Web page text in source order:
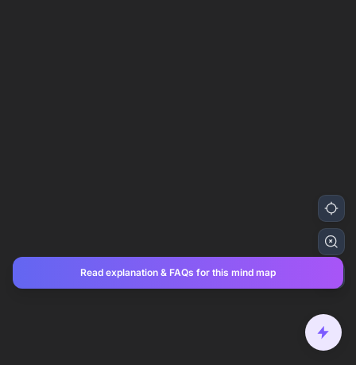
Read explanation & FAQs for this mind map